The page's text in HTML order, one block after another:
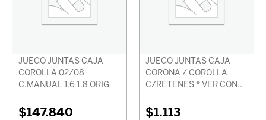
JUEGO JUNTAS CAJA
COROLLA 02/08
C.MANUAL 1.6 1.8 ORIG
$147.840
JUEGO JUNTAS CAJA
CORONA / COROLLA
C/RETENES * VER CON
$1.113